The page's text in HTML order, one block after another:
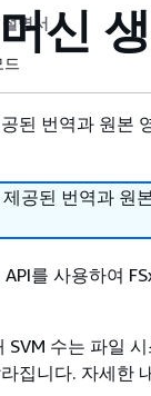
명서신
드
된 번역과 원본
공된 번역과 원
를 사용하여
수는 파일
집니다. 자세한